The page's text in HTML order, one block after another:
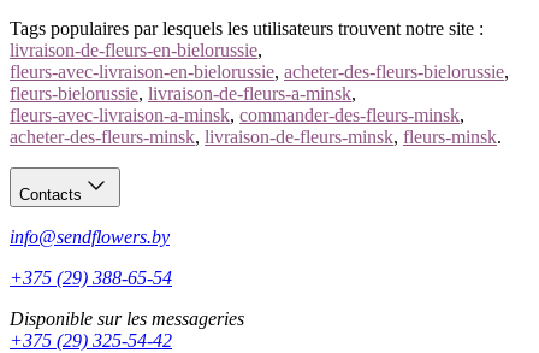
Tags populaires par lesquels les utilisateurs trouvent notre site :
livraison-de-fleurs-en-bielorussie,
fleurs-avec-livraison-en-bielorussie, acheter-des-fleurs-bielorussie,
fleurs-bielorussie, livraison-de-fleurs-a-minsk,
fleurs-avec-livraison-a-minsk, commander-des-fleurs-minsk,
acheter-des-fleurs-minsk, livraison-de-fleurs-minsk, fleurs-minsk.
Contacts
info@sendflowers.by
+375 (29) 388-65-54
Disponible sur les messageries
+375 (29) 325-54-42